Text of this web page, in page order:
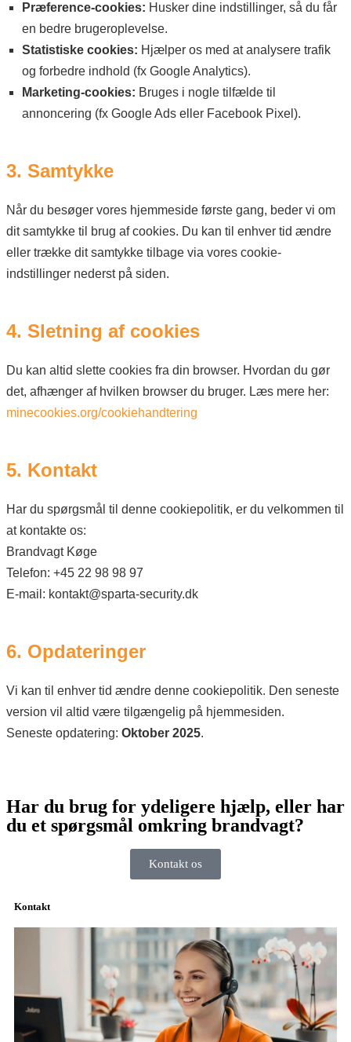
Præference-cookies: Husker dine indstillinger, så du får
en bedre brugeroplevelse.
Statistiske cookies: Hjælper os med at analysere trafik
og forbedre indhold (fx Google Analytics).
Marketing-cookies: Bruges i nogle tilfælde til
annoncering (fx Google Ads eller Facebook Pixel).
3. Samtykke
Når du besøger vores hjemmeside første gang, beder vi om
dit samtykke til brug af cookies. Du kan til enhver tid ændre
eller trække dit samtykke tilbage via vores cookie-
indstillinger nederst på siden.
4. Sletning af cookies
Du kan altid slette cookies fra din browser. Hvordan du gør
det, afhænger af hvilken browser du bruger. Læs mere her:
minecookies.org/cookiehandtering
5. Kontakt
Har du spørgsmål til denne cookiepolitik, er du velkommen til
at kontakte os:
Brandvagt Køge
Telefon: +45 22 98 98 97
E-mail: kontakt@sparta-security.dk
6. Opdateringer
Vi kan til enhver tid ændre denne cookiepolitik. Den seneste
version vil altid være tilgængelig på hjemmesiden.
Seneste opdatering: Oktober 2025.
Har du brug for ydeligere hjælp, eller har
du et spørgsmål omkring brandvagt?
Kontakt os
Kontakt